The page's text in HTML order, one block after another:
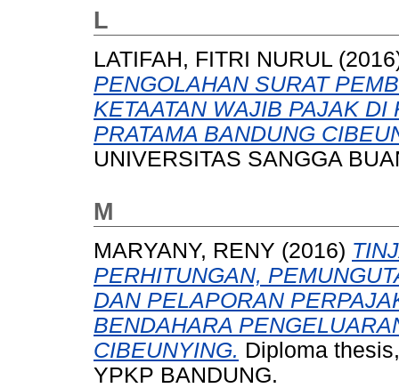
L
LATIFAH, FITRI NURUL
PENGOLAHAN SURAT
KETAATAN WAJIB PAJAK
PRATAMA BANDUNG
UNIVERSITAS SANGGA
M
MARYANY, RENY (2016)
PERHITUNGAN,
DAN PELAPORAN
BENDAHARA
CIBEUNYING. Diploma
YPKP BANDUNG.